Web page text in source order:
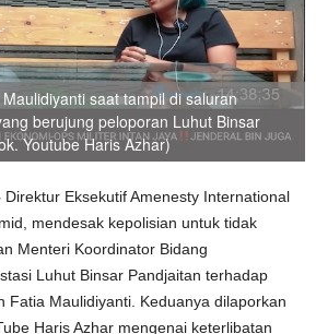
saat tampil di saluran
berujung peloporan Luhut Binsar
Youtube Haris Azhar)
Direktur Eksekutif Amenesty International
mendesak kepolisian untuk tidak
Menteri Koordinator Bidang
Luhut Binsar Pandjaitan terhadap
Fatia Maulidiyanti. Keduanya dilaporkan
Haris Azhar mengenai keterlibatan